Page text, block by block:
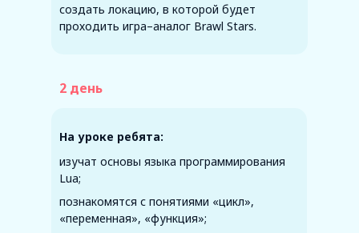
На уроке ребята:
2 день
изучат основы языка программирования
Lua;
познакомятся с понятиями «цикл»,
«переменная», «функция»;
создать локацию, в которой будет
проходить игра–аналог Brawl Stars.